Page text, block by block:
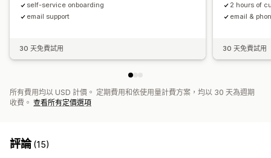
self-service onboarding
email support
30 天免費試用
2 hours of
email &
30 天免費試用
所有費用均以 USD 計價。 定期費用和依使用量計費方案，均以 30 天為週期
收費。 查看所有定價選項
評論(15)